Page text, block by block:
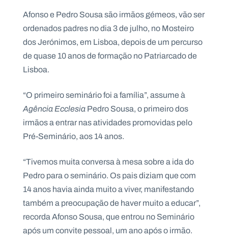
Afonso e Pedro Sousa são irmãos gémeos, vão ser
ordenados padres no dia 3 de julho, no Mosteiro
dos Jerónimos, em Lisboa, depois de um percurso
de quase 10 anos de formação no Patriarcado de
Lisboa.
“O primeiro seminário foi a família”, assume à
Agência EcclesiaPedro Sousa, o primeiro dos
irmãos a entrar nas atividades promovidas pelo
Pré-Seminário, aos 14 anos.
“Tivemos muita conversa à mesa sobre a ida do
Pedro para o seminário. Os pais diziam que com
14 anos havia ainda muito a viver, manifestando
também a preocupação de haver muito a educar”,
recorda Afonso Sousa, que entrou no Seminário
após um convite pessoal, um ano após o irmão.
s
i
a
n
o
s
A
g
e
a
C
o
n
c
t
o
s
N
e
w
l